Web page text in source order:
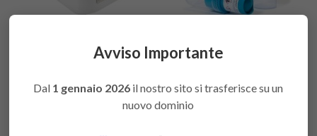
Analizzatore
VETDIAGNOSTIX
BIOPSAFE contenitore
campioni bioptici
Avviso Importante
Dal 1 gennaio 2026 il nostro sito si trasferisce su un
nuovo dominio